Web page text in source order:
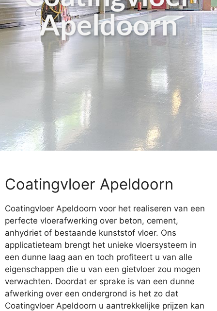
Apeldoorn
Coatingvloer Apeldoorn
Coatingvloer Apeldoorn voor het realiseren van een
perfecte vloerafwerking over beton, cement,
anhydriet of bestaande kunststof vloer. Ons
applicatieteam brengt het unieke vloersysteem in
een dunne laag aan en toch profiteert u van alle
eigenschappen die u van een gietvloer zou mogen
verwachten. Doordat er sprake is van een dunne
afwerking over een ondergrond is het zo dat
Coatingvloer Apeldoorn u aantrekkelijke prijzen kan